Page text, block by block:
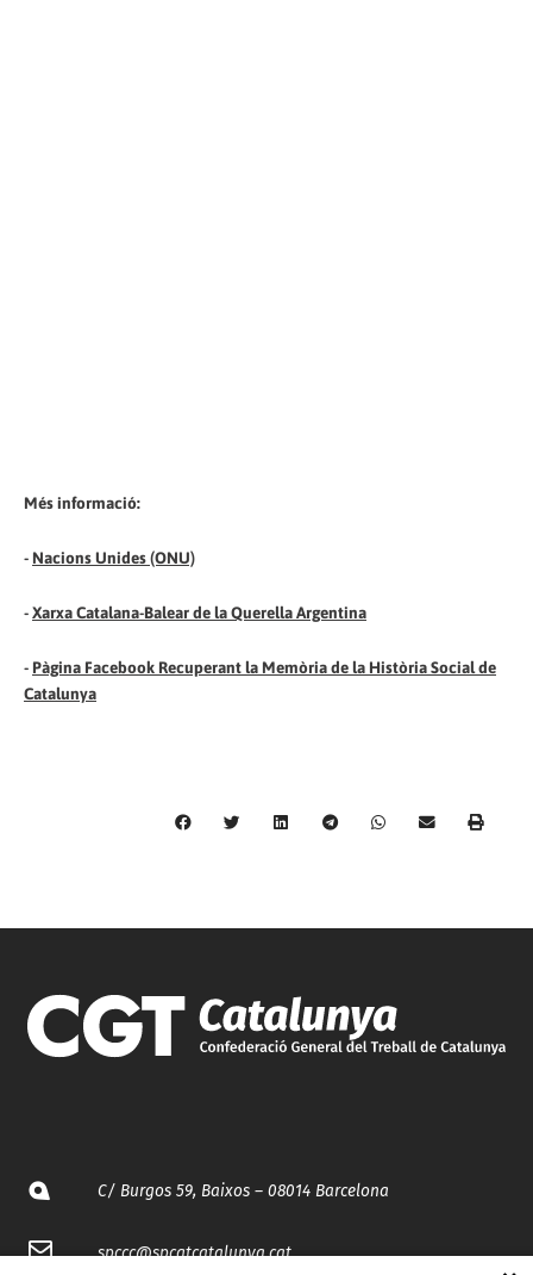
Més informació:
- Nacions Unides (ONU)
-Xarxa Catalana-Balear de la Querella Argentina
- Pàgina Facebook Recuperant la Memòria de la Història Social de
Catalunya
C/ Burgos 59, Baixos – 08014 Barcelona
spccc@spcgtcatalunya.cat